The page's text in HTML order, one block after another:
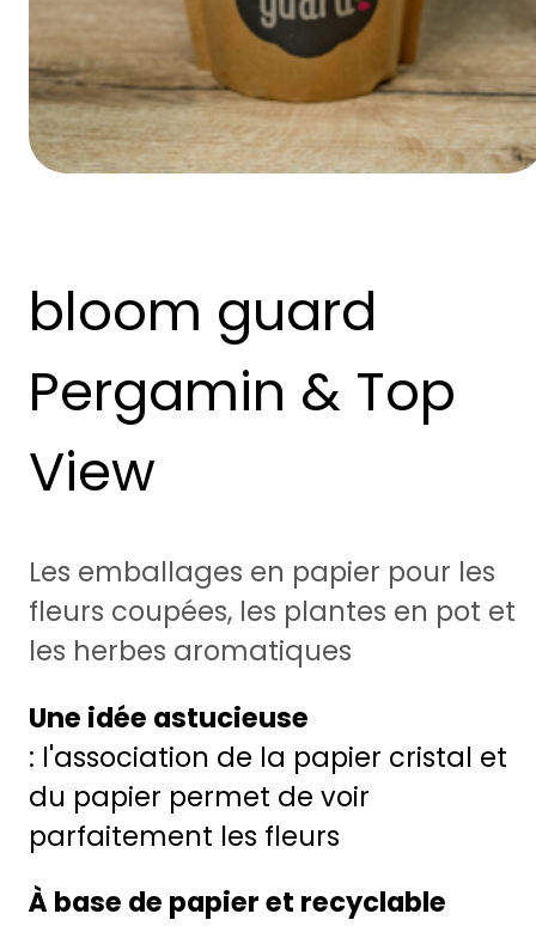
bloom guard
Pergamin & Top
View
Les emballages en papier pour les
fleurs coupées, les plantes en pot et
les herbes aromatiques
Une idée astucieuse
: l'association de la papier cristal et
du papier permet de voir
parfaitement les fleurs
À base de papier et recyclable